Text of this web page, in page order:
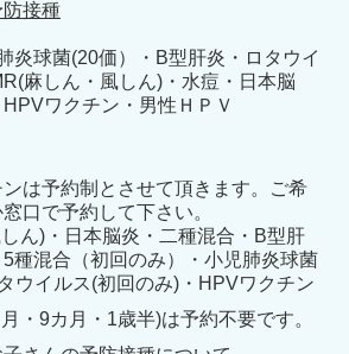
接種
炎球菌(20価）・B型肝炎・ロタウイ
麻しん・風しん)・水痘・日本脳
ワクチン・男性ＨＰＶ
は予約制とさせて頂きます。ご希
口で予約して下さい。
ん)・日本脳炎・二種混合・B型肝
種混合（初回のみ）・小児肺炎球菌
ウイルス(初回のみ)・HPVワクチン
・9カ月・1歳半)は予約不要です。